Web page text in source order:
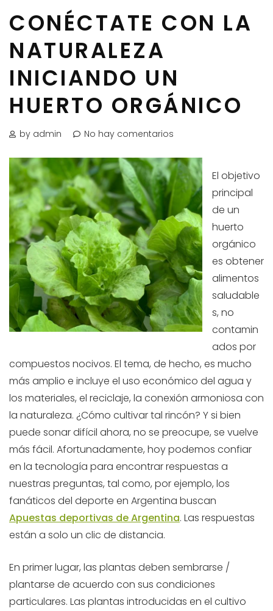
CONÉCTATE CON LA
NATURALEZA
INICIANDO UN
HUERTO ORGÁNICO
by admin No hay comentarios
El objetivo
principal
de un
huerto
orgánico
es obtener
alimentos
saludable
s, no
contamin
ados por
compuestos nocivos. El tema, de hecho, es mucho
más amplio e incluye el uso económico del agua y
los materiales, el reciclaje, la conexión armoniosa con
la naturaleza. ¿Cómo cultivar tal rincón? Y si bien
puede sonar difícil ahora, no se preocupe, se vuelve
más fácil. Afortunadamente, hoy podemos confiar
en la tecnología para encontrar respuestas a
nuestras preguntas, tal como, por ejemplo, los
fanáticos del deporte en Argentina buscan
Apuestas deportivas de Argentina. Las respuestas
están a solo un clic de distancia.
En primer lugar, las plantas deben sembrarse /
plantarse de acuerdo con sus condiciones
particulares. Las plantas introducidas en el cultivo